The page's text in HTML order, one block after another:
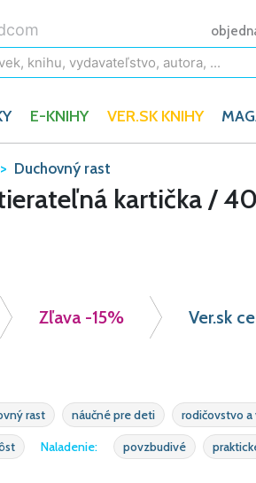
E-KNIHY VER.SK KNIHY
Duchovný rast
kartička /
Zľava -15% Ver.sk
rast náučné pre deti rodičovstvo
Naladenie: povzbudivé